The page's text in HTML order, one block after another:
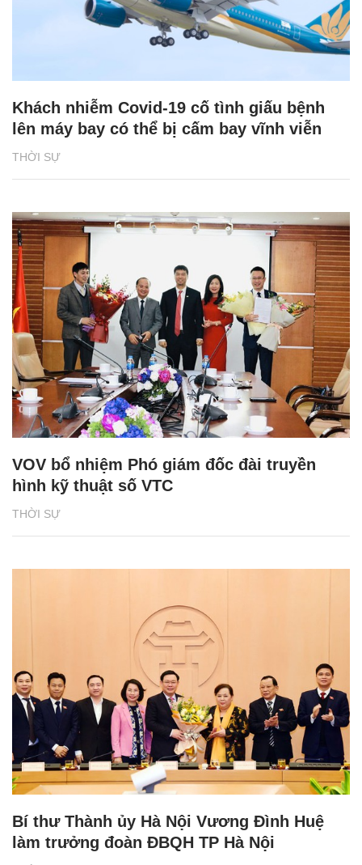
THỜI SỰ
Khách nhiễm Covid-19 cố tình giấu bệnh
lên máy bay có thể bị cấm bay vĩnh viễn
THỜI SỰ
VOV bổ nhiệm Phó giám đốc đài truyền
hình kỹ thuật số VTC
Bí thư Thành ủy Hà Nội Vương Đình Huệ
làm trưởng đoàn ĐBQH TP Hà Nội